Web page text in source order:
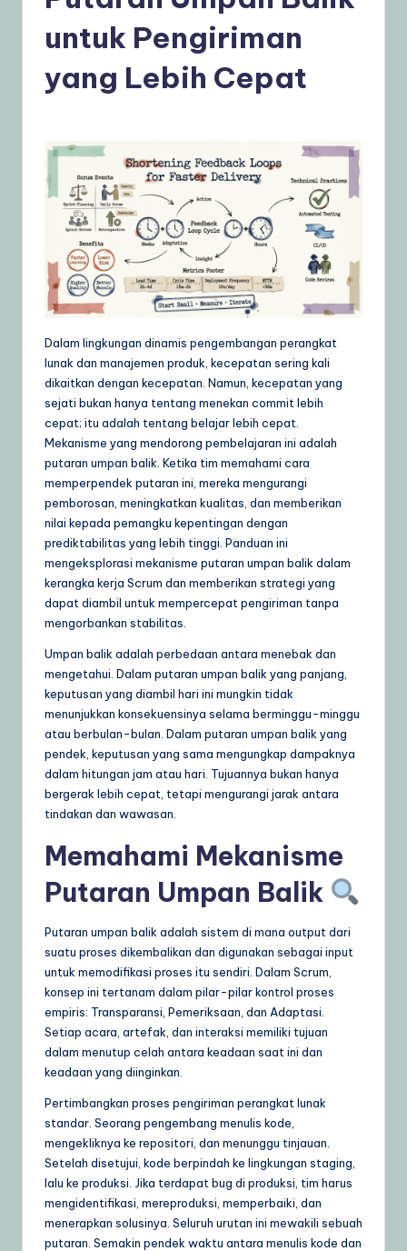
w
T
p
&
L
U
untuk Pengiriman
yang Lebih Cepat
Dalam lingkungan dinamis pengembangan perangkat
lunak dan manajemen produk, kecepatan sering kali
dikaitkan dengan kecepatan. Namun, kecepatan yang
sejati bukan hanya tentang menekan commit lebih
cepat; itu adalah tentang belajar lebih cepat.
Mekanisme yang mendorong pembelajaran ini adalah
putaran umpan balik. Ketika tim memahami cara
memperpendek putaran ini, mereka mengurangi
pemborosan, meningkatkan kualitas, dan memberikan
nilai kepada pemangku kepentingan dengan
prediktabilitas yang lebih tinggi. Panduan ini
mengeksplorasi mekanisme putaran umpan balik dalam
kerangka kerja Scrum dan memberikan strategi yang
dapat diambil untuk mempercepat pengiriman tanpa
mengorbankan stabilitas.
Umpan balik adalah perbedaan antara menebak dan
mengetahui. Dalam putaran umpan balik yang panjang,
keputusan yang diambil hari ini mungkin tidak
menunjukkan konsekuensinya selama berminggu-minggu
atau berbulan-bulan. Dalam putaran umpan balik yang
pendek, keputusan yang sama mengungkap dampaknya
dalam hitungan jam atau hari. Tujuannya bukan hanya
bergerak lebih cepat, tetapi mengurangi jarak antara
tindakan dan wawasan.
Memahami Mekanisme
Putaran Umpan Balik
Putaran umpan balik adalah sistem di mana output dari
suatu proses dikembalikan dan digunakan sebagai input
untuk memodifikasi proses itu sendiri. Dalam Scrum,
konsep ini tertanam dalam pilar-pilar kontrol proses
empiris: Transparansi, Pemeriksaan, dan Adaptasi.
Setiap acara, artefak, dan interaksi memiliki tujuan
dalam menutup celah antara keadaan saat ini dan
keadaan yang diinginkan.
Pertimbangkan proses pengiriman perangkat lunak
standar. Seorang pengembang menulis kode,
mengekliknya ke repositori, dan menunggu tinjauan.
Setelah disetujui, kode berpindah ke lingkungan staging,
lalu ke produksi. Jika terdapat bug di produksi, tim harus
mengidentifikasi, mereproduksi, memperbaiki, dan
menerapkan solusinya. Seluruh urutan ini mewakili sebuah
putaran. Semakin pendek waktu antara menulis kode dan